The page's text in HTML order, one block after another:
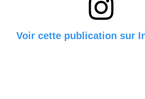
Voir cette publication sur